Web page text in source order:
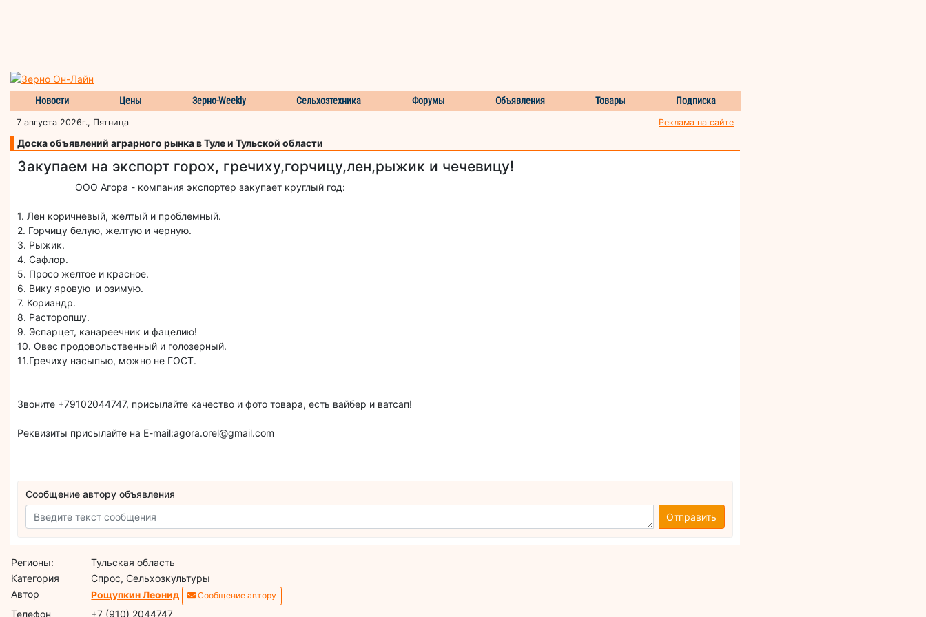
Новости Цены Зерно-Weekly Сельхозтехника Форумы Объявления Товары Подписка
7 августа 2026г., Пятница Реклама на сайте
Доска объявлений аграрного рынка в Туле и Тульской области
Закупаем на экспорт горох, гречиху,горчицу,лен,рыжик и чечевицу!
ООО Агора - компания экспортер закупает круглый год:
1. Лен коричневый, желтый и проблемный.
2. Горчицу белую, желтую и черную.
3. Рыжик.
4. Сафлор.
5. Просо желтое и красное.
6. Вику яровую и озимую.
7. Кориандр.
8. Расторопшу.
9. Эспарцет, канареечник и фацелию!
10. Овес продовольственный и голозерный.
11.Гречиху насыпью, можно не ГОСТ.
Звоните +79102044747, присылайте качество и фото товара, есть вайбер и ватсап!
Реквизиты присылайте на E-mail:agora.orel@gmail.com
Сообщение автору объявления
Отправить
Регионы:
Тульская область
Категория
Спрос, Сельхозкультуры
Автор
Рощупкин Леонид Сообщение автору
Телефон +7 (910) 2044747